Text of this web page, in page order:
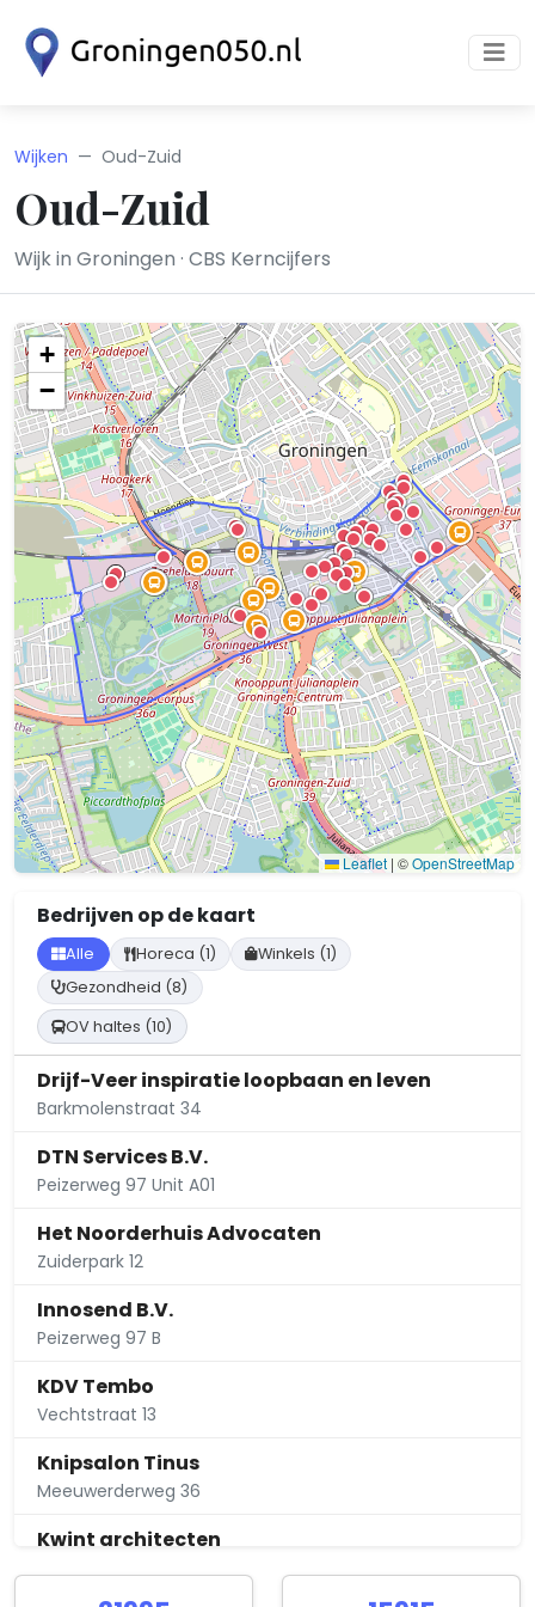
Wijken Oud-Zuid
Oud-Zuid
Wijk in Groningen · CBS Kerncijfers
+
−
Leaflet | ©OpenStreetMap
Bedrijven op de kaart
Alle Horeca (1)
Winkels (1)
Gezondheid (8)
OV haltes (10)
Drijf-Veer inspiratie loopbaan en leven
Barkmolenstraat 34
DTN Services B.V.
Peizerweg 97 Unit A01
Het Noorderhuis Advocaten
Zuiderpark 12
Innosend B.V.
Peizerweg 97 B
KDV Tembo
Vechtstraat 13
Knipsalon Tinus
Meeuwerderweg 36
Kwint architecten